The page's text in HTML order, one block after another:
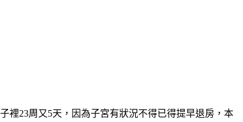
裡23周又5天，因為子宮有狀況不得已得提早退房，本